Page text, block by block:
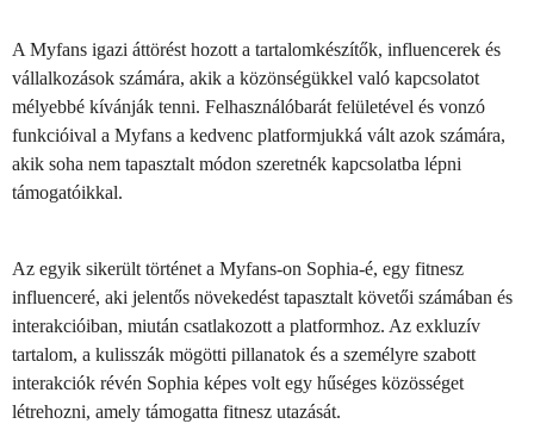
A Myfans igazi áttörést hozott a tartalomkészítők, influencerek és
vállalkozások számára, akik a közönségükkel való kapcsolatot
mélyebbé kívánják tenni. Felhasználóbarát felületével és vonzó
funkcióival a Myfans a kedvenc platformjukká vált azok számára,
akik soha nem tapasztalt módon szeretnék kapcsolatba lépni
támogatóikkal.
Az egyik sikerült történet a Myfans-on Sophia-é, egy fitnesz
influenceré, aki jelentős növekedést tapasztalt követői számában és
interakcióiban, miután csatlakozott a platformhoz. Az exkluzív
tartalom, a kulisszák mögötti pillanatok és a személyre szabott
interakciók révén Sophia képes volt egy hűséges közösséget
létrehozni, amely támogatta fitnesz utazását.